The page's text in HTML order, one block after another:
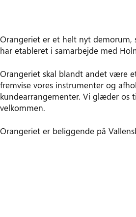
Orangeriet er et helt nyt demorum,
har etableret i samarbejde med
Orangeriet skal blandt andet være
fremvise vores instrumenter og
kundearrangementer. Vi glæder os
velkommen.
Orangeriet er beliggende på